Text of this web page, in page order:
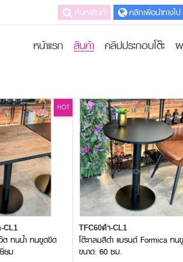
ค้นหาสินค้า คลิกเพื่อนำทางไ
หน้าแรก
สินค้า คลิปประกอบโต๊ะ
HOT
CL1
อ๊ต ทนน้ำ ทนขูดขีด
ยม
TFC60ดำ-CL1
โต๊ะกลมสีดำ แบรนด์ Formica ทน
ขนาด: 60 ซม.